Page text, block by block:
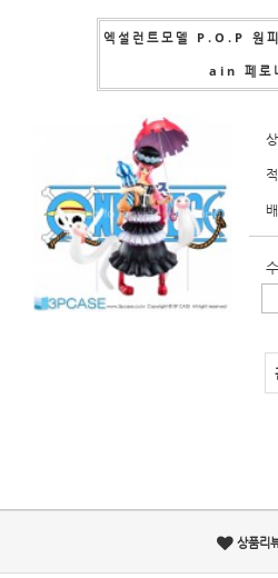
엑설런트모델 P.O.P
ain 페로
상품리